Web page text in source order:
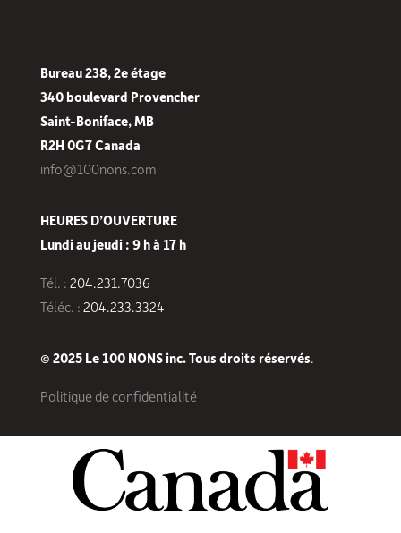
Bureau 238, 2e étage
340 boulevard Provencher
Saint-Boniface, MB
R2H 0G7 Canada
info@100nons.com
HEURES D’OUVERTURE
Lundi au jeudi : 9 h à 17 h
Tél. : 204.231.7036
Téléc. : 204.233.3324
© 2025 Le 100 NONS inc. Tous droits réservés.
Politique de confidentialité